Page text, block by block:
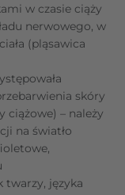
w czasie ciąży
nerwowego, w
(pląsawica
skóry
ciążowe) – należy
na światło
twarzy, języka